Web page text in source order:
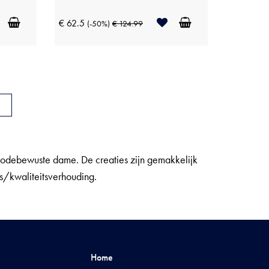
€ 62.5 (-50%) € 124.99
dame. De creaties zijn gemakkelijk
kwaliteitsverhouding.
Home